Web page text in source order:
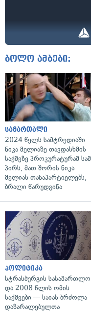
ბოლო ამბები:
სამართალი
2024 წელს სამტრედიაში
ნიკა მელიაზე თავდასხმის
საქმეზე პროკურატურამ სამ
პირს, მათ შორის ნიკა
მელიას თანაპარტიელებს,
ბრალი წარუდგინა
პოლიტიკა
სტრასბურგის სასამართლო
და 2008 წლის ომის
საქმეები — საიას ბრძოლა
დაზარალებულთა